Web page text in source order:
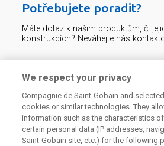
Potřebujete poradit?
Máte dotaz k našim produktům, či
konstrukcích? Neváhejte nás
226 292 224 Zaslat dotaz
We respect your privacy
Compagnie de Saint-Gobain and
cookies or similar technologies. They
information such as the characteristics
certain personal data (IP addresses,
Saint-Gobain site, etc.) for the following